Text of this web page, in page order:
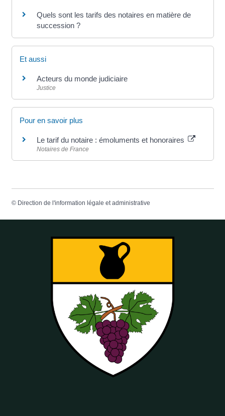
Quels sont les tarifs des notaires en matière de
succession ?
Et aussi
Acteurs du monde judiciaire
Justice
Pour en savoir plus
Le tarif du notaire : émoluments et honoraires
Notaires de France
© Direction de l'information légale et administrative